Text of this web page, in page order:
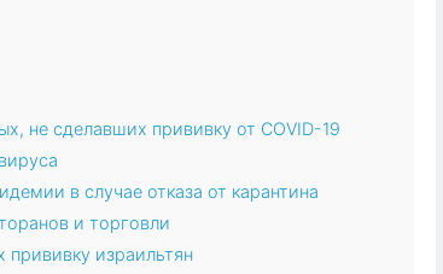
не сделавших прививку от COVID-19
в случае отказа от карантина
и торговли
прививку израильтян